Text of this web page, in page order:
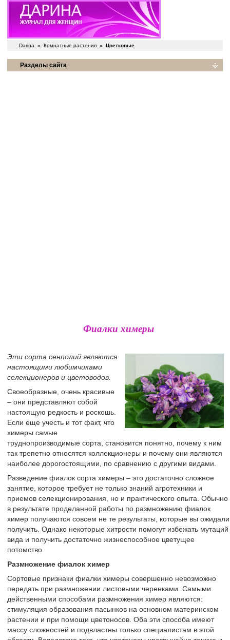
Darina » Комнатные растения » Цветковые
Разделы сайта
Фиалки химеры
Эти сорта сенполий являются
настоящими любимчиками
селекционеров и цветоводов.
Своеобразные, очень красивые
– они представляют собой
настоящую редкость и роскошь.
Если еще учесть и тот факт, что
химеры самые
труднопроизводимые сорта, становится понятно, почему к ним
так трепетно относятся коллекционеры и почему они являются
наиболее дорогостоящими, по сравнению с другими видами.
Разведение фиалок сорта химеры – это достаточно сложное
занятие, которое требует не только знаний агротехники и
приемов селекционирования, но и практического опыта. Обычно
в результате проделанной работы по размножению фиалок
химер получаются совсем не те результаты, которые вы ожидали
получить. Однако некоторые хитрости помогут избежать мутаций
вида и получить достаточно жизнеспособное цветущее
потомство.
Размножение фиалок химер
Сортовые признаки фиалки химеры совершенно невозможно
передать при размножении листовыми черенками. Самыми
действенными способами размножения химер являются:
стимуляция образования пасынков на основном материнском
растении и при помощи цветоносов. Оба эти способа имеют
массу сложностей и подвластны только специалистам в этой